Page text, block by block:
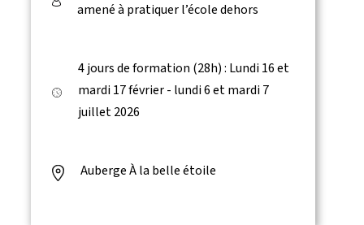
amené à pratiquer l’école dehors
4 jours de formation (28h) : Lundi 16 et
mardi 17 février - lundi 6 et mardi 7
juillet 2026
Auberge À la belle étoile